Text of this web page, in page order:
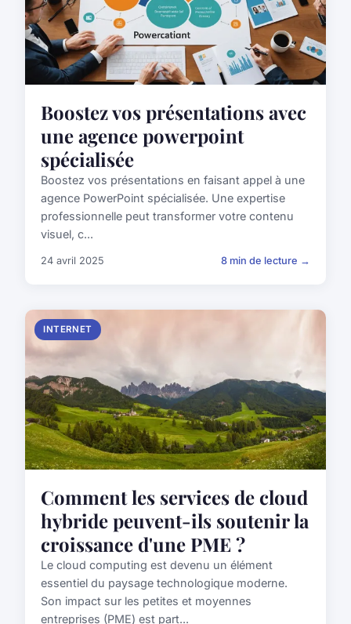
Boostez vos présentations avec
une agence powerpoint
spécialisée
Boostez vos présentations en faisant appel à une
agence PowerPoint spécialisée. Une expertise
professionnelle peut transformer votre contenu
visuel, c...
24 avril 2025 8 min de lecture →
INTERNET
Comment les services de cloud
hybride peuvent-ils soutenir la
croissance d'une PME ?
Le cloud computing est devenu un élément
essentiel du paysage technologique moderne.
Son impact sur les petites et moyennes
entreprises (PME) est part...